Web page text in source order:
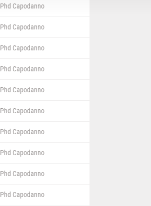
Phd Capodanno
Phd Capodanno
Phd Capodanno
Phd Capodanno
Phd Capodanno
Phd Capodanno
Phd Capodanno
Phd Capodanno
Phd Capodanno
Phd Capodanno